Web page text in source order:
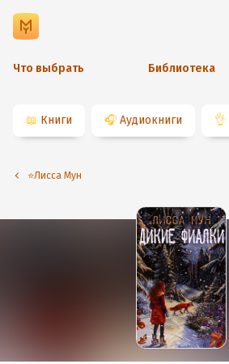
Что выбрать Библиотека
📖 Книги 🎧 Аудиокниги 👌
⭐️Лисса Мун